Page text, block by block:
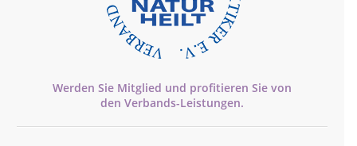
Werden Sie Mitglied und profitieren Sie von
den Verbands-Leistungen.